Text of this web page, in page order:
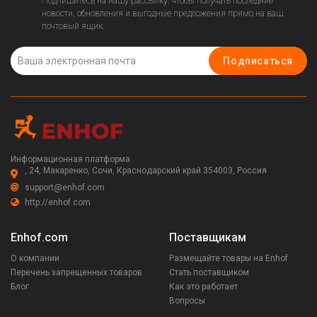
новости, обновления и выгодные предложения прямо на ваш
почтовый ящик.
Подписаться
Информационная платформа
, 24, Макаренко, Сочи, Краснодарский край 354003, Россия
support@enhof.com
http://enhof.com
Enhof.com
О компании
Перечень запрещенных товаров
Блог
Поставщикам
Размещайте товары на Enhof
Стать поставщиком
Как это работает
Вопросы